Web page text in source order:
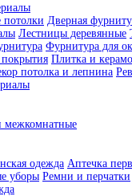
потолки Дверная
Лестницы деревянные
Фурнитура для
Плитка и
потолка и лепнина
межкомнатные
одежда Аптечка
уборы Ремни и перчатки